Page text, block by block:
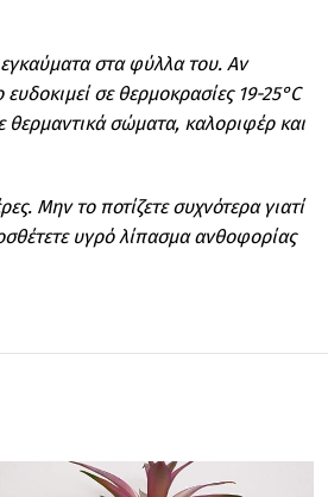
εγκαύματα στα φύλλα του. Αν
σε θερμοκρασίες 19-25°C
θερμαντικά σώματα, καλοριφέρ και
Μην το ποτίζετε συχνότερα γιατί
υγρό λίπασμα ανθοφορίας